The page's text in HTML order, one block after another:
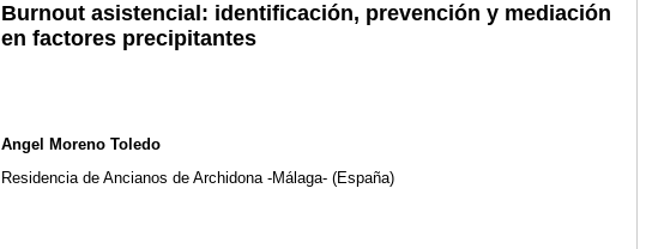
Burnout asistencial: identificación, prevención y mediación
en factores precipitantes
Angel Moreno Toledo
Residencia de Ancianos de Archidona -Málaga- (España)